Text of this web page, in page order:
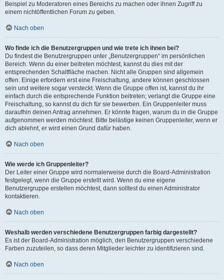
Beispiel zu Moderatoren eines Bereichs zu machen oder ihnen Zugriff zu
einem nichtöffentlichen Forum zu geben.
Nach oben
Wo finde ich die Benutzergruppen und wie trete ich ihnen bei?
Du findest die Benutzergruppen unter „Benutzergruppen“ im persönlichen
Bereich. Wenn du einer beitreten möchtest, kannst du dies mit der
entsprechenden Schaltfläche machen. Nicht alle Gruppen sind allgemein
offen. Einige erfordern erst eine Freischaltung, andere können geschlossen
sein und weitere sogar versteckt. Wenn die Gruppe offen ist, kannst du ihr
einfach durch die entsprechende Funktion beitreten; verlangt die Gruppe eine
Freischaltung, so kannst du dich für sie bewerben. Ein Gruppenleiter muss
daraufhin deinen Antrag annehmen. Er könnte fragen, warum du in die Gruppe
aufgenommen werden möchtest. Bitte belästige keinen Gruppenleiter, wenn er
dich ablehnt, er wird einen Grund dafür haben.
Nach oben
Wie werde ich Gruppenleiter?
Der Leiter einer Gruppe wird normalerweise durch die Board-Administration
festgelegt, wenn die Gruppe erstellt wird. Wenn du eine eigene
Benutzergruppe erstellen möchtest, dann solltest du einen Administrator
kontaktieren.
Nach oben
Weshalb werden verschiedene Benutzergruppen farbig dargestellt?
Es ist der Board-Administration möglich, den Benutzergruppen verschiedene
Farben zuzuteilen, so dass deren Mitglieder leichter zu identifizieren sind.
Nach oben